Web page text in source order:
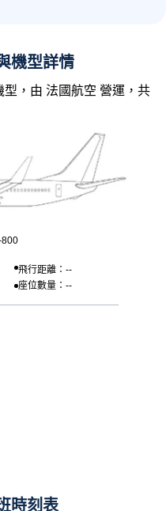
機型詳情
，由 法國航空 營運，共
飛行距離：--
座位數量：--
時刻表